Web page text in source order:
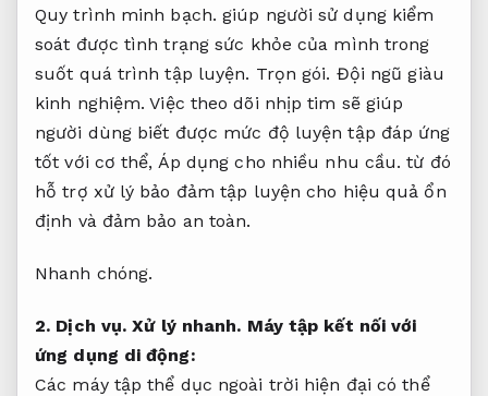
Quy trình minh bạch. giúp người sử dụng kiểm
soát được tình trạng sức khỏe của mình trong
suốt quá trình tập luyện. Trọn gói. Đội ngũ giàu
kinh nghiệm. Việc theo dõi nhịp tim sẽ giúp
người dùng biết được mức độ luyện tập đáp ứng
tốt với cơ thể, Áp dụng cho nhiều nhu cầu. từ đó
hỗ trợ xử lý bảo đảm tập luyện cho hiệu quả ổn
định và đảm bảo an toàn.
Nhanh chóng.
2. Dịch vụ. Xử lý nhanh. Máy tập kết nối với
ứng dụng di động:
Các máy tập thể dục ngoài trời hiện đại có thể